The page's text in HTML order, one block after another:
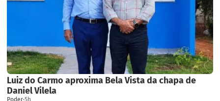
Luiz do Carmo aproxima Bela Vista da chapa de
Daniel Vilela